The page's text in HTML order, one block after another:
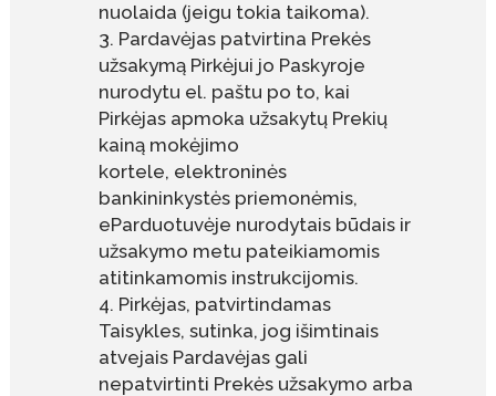
nuolaida (jeigu tokia taikoma).
Pardavėjas patvirtina Prekės
užsakymą Pirkėjui jo Paskyroje
nurodytu el. paštu po to, kai
Pirkėjas apmoka užsakytų Prekių
kainą mokėjimo
kortele, elektroninės
bankininkystės priemonėmis,
eParduotuvėje nurodytais būdais ir
užsakymo metu pateikiamomis
atitinkamomis instrukcijomis.
Pirkėjas, patvirtindamas
Taisykles, sutinka, jog išimtinais
atvejais Pardavėjas gali
nepatvirtinti Prekės užsakymo arba